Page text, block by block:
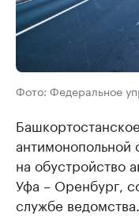
Фото: Федеральное
антимонопольной
на обустройство
Уфа – Оренбург,
службе ведомства.